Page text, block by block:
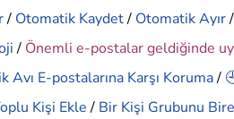
/ Otomatik Kaydet/ Otomatik Ayır/
/ Önemli e-postalar geldiğinde
Avı E-postalarına Karşı Koruma/
Kişi Ekle/ Bir Kişi Grubunu